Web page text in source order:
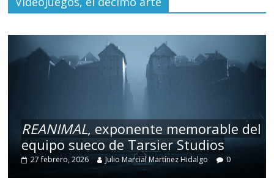
REANIMAL, exponente memorable del
equipo sueco de Tarsier Studios
27 febrero, 2026 Julio Marcial Martínez Hidalgo 0